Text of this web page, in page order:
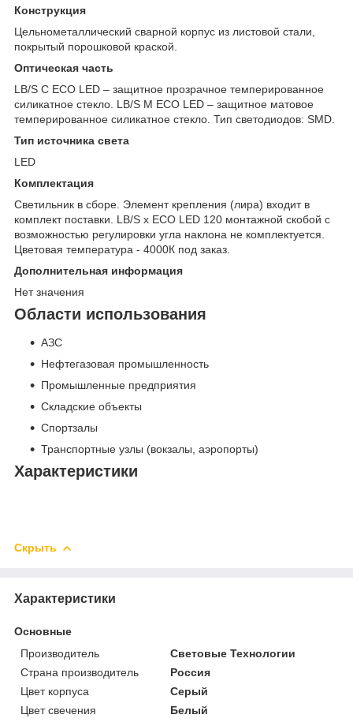
Конструкция
Цельнометаллический сварной корпус из листовой стали,
покрытый порошковой краской.
Оптическая часть
LB/S C ECO LED – защитное прозрачное темперированное
силикатное стекло. LB/S M ECO LED – защитное матовое
темперированное силикатное стекло. Тип светодиодов: SMD.
Тип источника света
LED
Комплектация
Светильник в сборе. Элемент крепления (лира) входит в
комплект поставки. LB/S х ECO LED 120 монтажной скобой с
возможностью регулировки угла наклона не комплектуется.
Цветовая температура - 4000К под заказ.
Дополнительная информация
Нет значения
Области использования
АЗС
Нефтегазовая промышленность
Промышленные предприятия
Складские объекты
Спортзалы
Транспортные узлы (вокзалы, аэропорты)
Характеристики
Скрыть
Характеристики
Основные
Производитель
Световые Технологии
Страна производитель
Россия
Цвет корпуса
Серый
Цвет свечения
Белый